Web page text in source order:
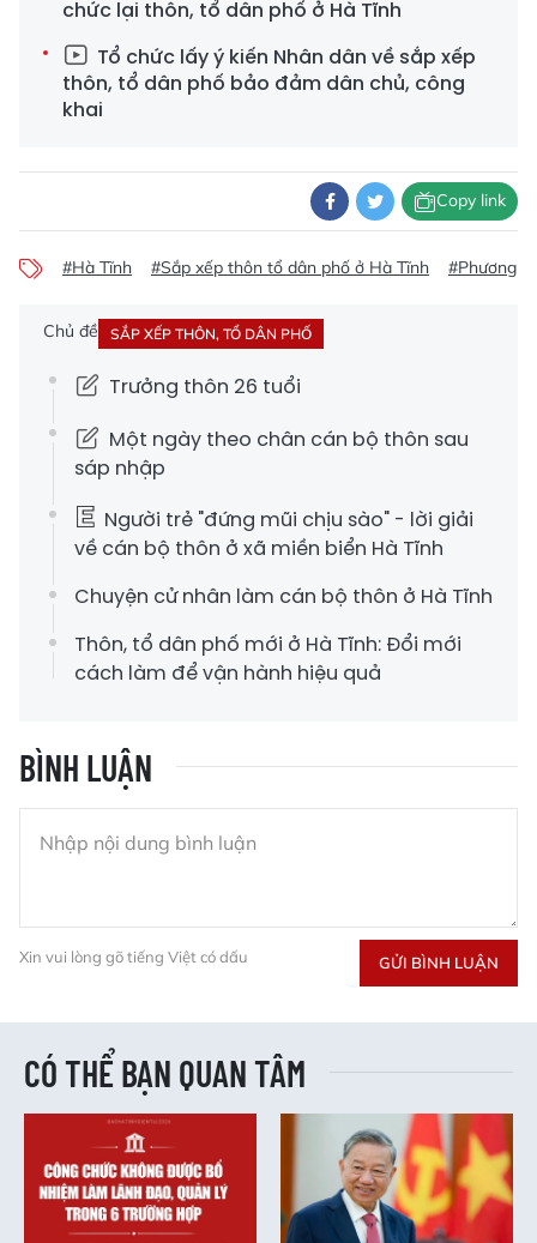
chức lại thôn, tổ dân phố ở Hà Tĩnh
Tổ chức lấy ý kiến Nhân dân về sắp xếp
thôn, tổ dân phố bảo đảm dân chủ, công
khai
Copy link
#Hà Tĩnh #Sắp xếp thôn tổ dân phố ở Hà Tĩnh #Phương
Chủ đề SẮP XẾP THÔN, TỔ DÂN PHỐ
Trưởng thôn 26 tuổi
Một ngày theo chân cán bộ thôn sau
sáp nhập
Người trẻ "đứng mũi chịu sào" - lời giải
về cán bộ thôn ở xã miền biển Hà Tĩnh
Chuyện cử nhân làm cán bộ thôn ở Hà Tĩnh
Thôn, tổ dân phố mới ở Hà Tĩnh: Đổi mới
cách làm để vận hành hiệu quả
BÌNH LUẬN
Xin vui lòng gõ tiếng Việt có dấu GỬI BÌNH LUẬN
CÓ THỂ BẠN QUAN TÂM